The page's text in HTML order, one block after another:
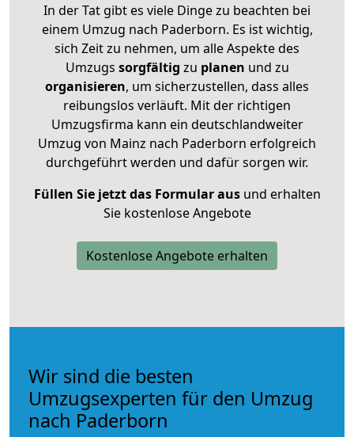
In der Tat gibt es viele Dinge zu beachten bei
einem Umzug nach Paderborn. Es ist wichtig,
sich Zeit zu nehmen, um alle Aspekte des
Umzugs sorgfältig zu planen und zu
organisieren, um sicherzustellen, dass alles
reibungslos verläuft. Mit der richtigen
Umzugsfirma kann ein deutschlandweiter
Umzug von Mainz nach Paderborn erfolgreich
durchgeführt werden und dafür sorgen wir.
Füllen Sie jetzt das Formular ausund erhalten
Sie kostenlose Angebote
Kostenlose Angebote erhalten
Wir sind die besten
Umzugsexperten für den Umzug
nach Paderborn